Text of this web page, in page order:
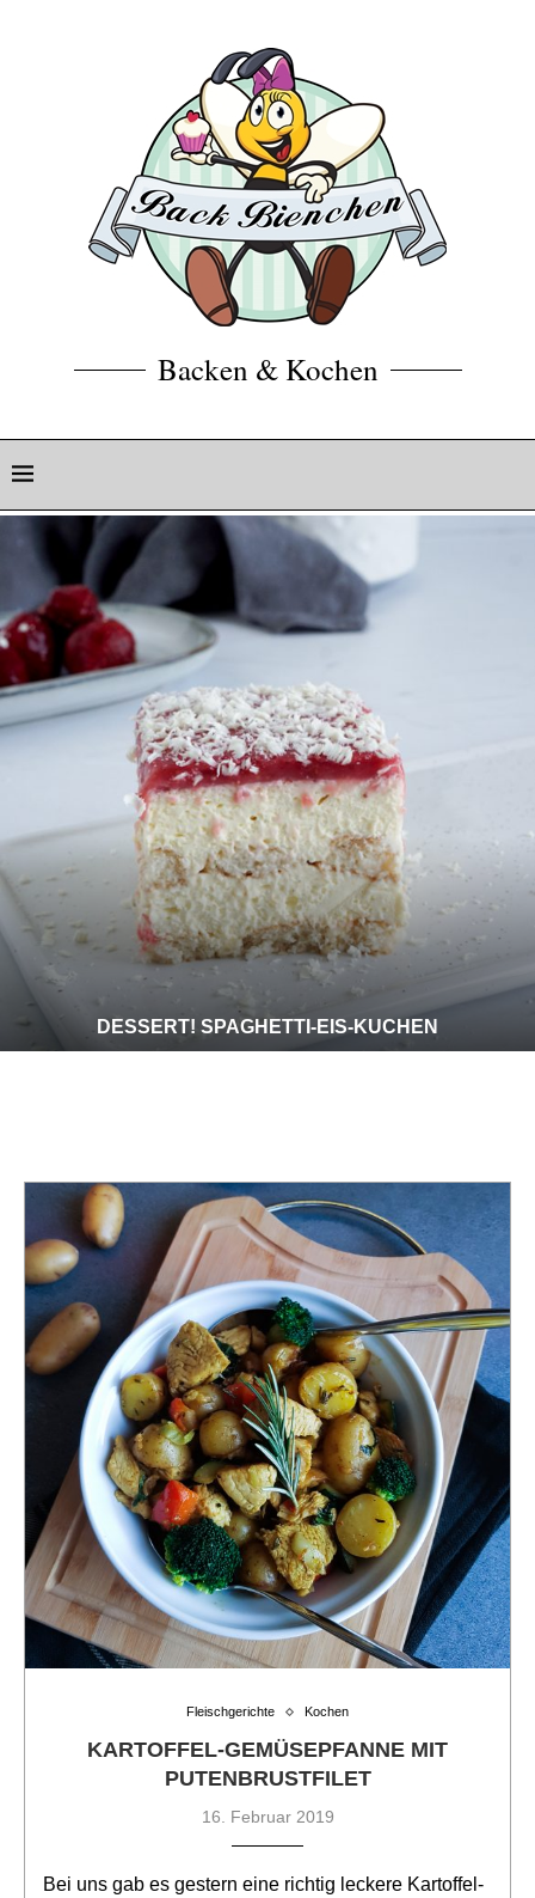
Backen & Kochen
DESSERT! SPAGHETTI-EIS-KUCHEN
Fleischgerichte Kochen
KARTOFFEL-GEMÜSEPFANNE MIT
PUTENBRUSTFILET
16. Februar 2019
Bei uns gab es gestern eine richtig leckere Kartoffel-